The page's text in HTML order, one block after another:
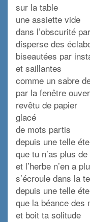
sur la table
une assiette vide
dans l’obscurité
disperse des
biseautées par
et saillantes
comme un sabre
par la fenêtre
revêtu de papier
glacé
de mots partis
depuis une telle
que tu n’as plus de
et l’herbe n’en a
s’écroule dans la
depuis une telle
que la béance des
et boit ta solitude